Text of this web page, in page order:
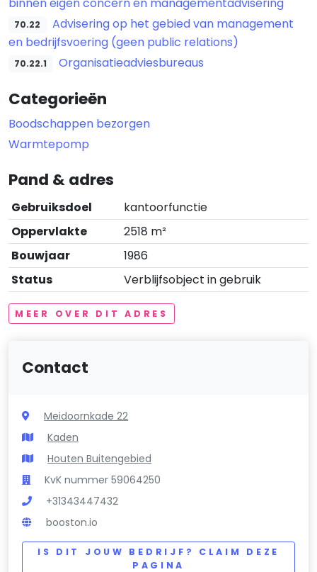
70.22
Advisering op het gebied van management
en bedrijfsvoering (geen public relations)
70.22.1 Organisatieadviesbureaus
Categorieën
Boodschappen bezorgen
Warmtepomp
Pand & adres
Gebruiksdoel
kantoorfunctie
Oppervlakte
2518 m²
Bouwjaar
1986
Status
Verblijfsobject in gebruik
MEER OVER DIT ADRES
Contact
Meidoornkade 22
Kaden
Houten Buitengebied
KvK nummer 59064250
+31343447432
booston.io
IS DIT JOUW BEDRIJF? CLAIM DEZE
PAGINA